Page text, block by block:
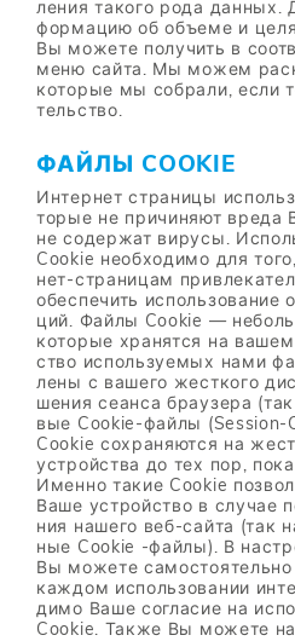
ле­ния та­ко­го рода
фор­ма­цию об объ­е­ме и
Вы мо­же­те по­лу­чить в
меню сай­та. Мы мо­жем
ко­то­рые мы со­бра­ли, если
тель­ство.
ФАЙ­ЛЫ COOKIE
Ин­тер­нет стра­ни­цы
то­рые не при­чи­ня­ют
не со­дер­жат ви­ру­сы.
Cookie необ­хо­ди­мо для
нет-стра­ни­цам
обес­пе­чить
ций. Фай­лы Cookie —
ко­то­рые хра­нят­ся на
ство ис­поль­зу­е­мых нами
ле­ны с ва­ше­го жест­ко­го
ше­ния се­ан­са бра­у­зе­ра
вые Cookie-фай­лы (Session-
Cookie со­хра­ня­ют­ся на
устрой­ства до тех пор,
Имен­но та­кие Cookie
Ваше устрой­ство в слу­чае
ния на­ше­го веб-сай­та (так
ные Cookie -фай­лы). В
Вы мо­же­те са­мо­сто­я­тель­но
каж­дом ис­поль­зо­ва­нии
ди­мо Ваше со­гла­сие на
Cookie. Та­к­же Вы мо­же­те